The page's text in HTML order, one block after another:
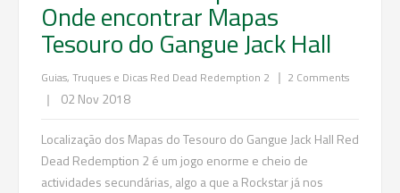
Onde encontrar Mapas
Tesouro do Gangue Jack Hall
Guias, Truques e Dicas Red Dead Redemption 2 | 2 Comments
| 02 Nov 2018
Localização dos Mapas do Tesouro do Gangue Jack Hall Red
Dead Redemption 2 é um jogo enorme e cheio de
actividades secundárias, algo a que a Rockstar já nos